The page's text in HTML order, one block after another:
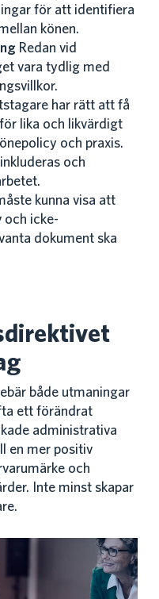
för att identifiera
könen.
Redan vid
vara tydlig med
har rätt att få
lika och likvärdigt
och praxis.
och
kunna visa att
och icke-
dokument ska
både utmaningar
ett förändrat
administrativa
en mer positiv
och
Inte minst skapar